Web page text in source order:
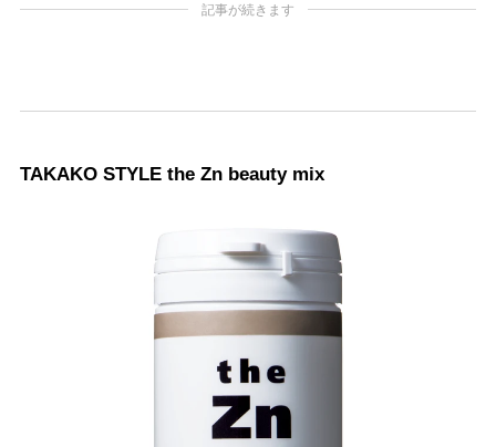
記事が続きます
TAKAKO STYLE the Zn beauty mix